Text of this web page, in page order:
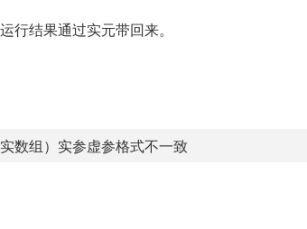
行结果通过实元带回来。
数组）实参虚参格式不一致